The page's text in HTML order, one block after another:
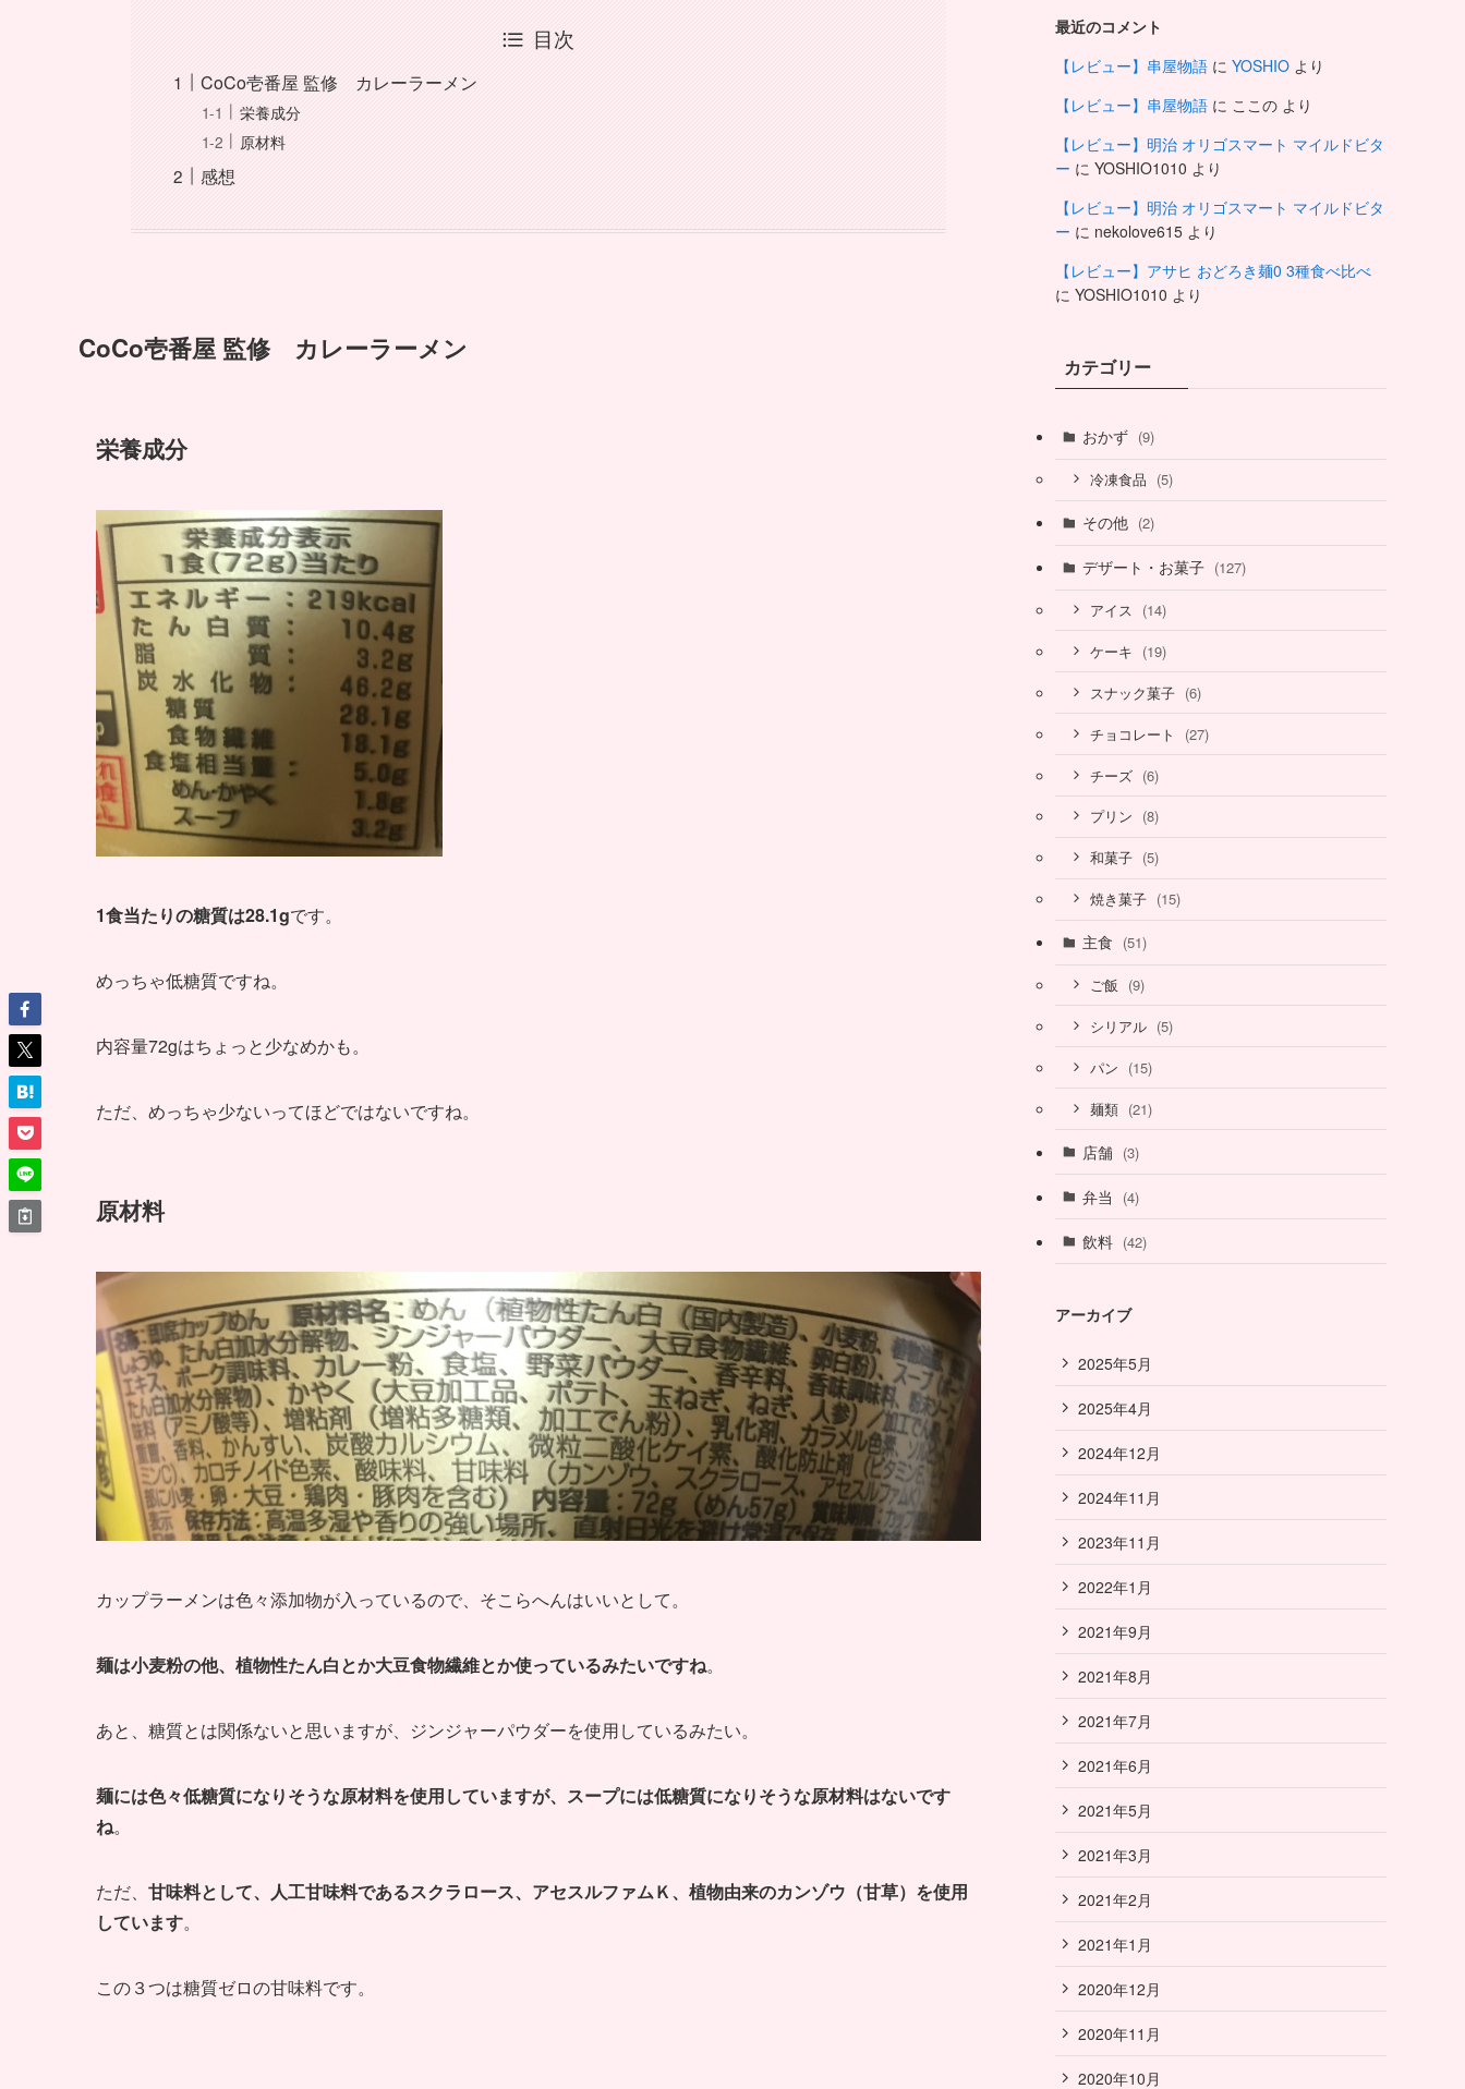
目次
CoCo壱番屋 監修 カレーラーメン
栄養成分
原材料
感想
CoCo壱番屋 監修 カレーラーメン
栄養成分
1食当たりの糖質は28.1gです。
めっちゃ低糖質ですね。
内容量72gはちょっと少なめかも。
ただ、めっちゃ少ないってほどではないですね。
原材料
カップラーメンは色々添加物が入っているので、そこらへんはいいとして。
麺は小麦粉の他、植物性たん白とか大豆食物繊維とか使っているみたいですね。
あと、糖質とは関係ないと思いますが、ジンジャーパウダーを使用しているみたい。
麺には色々低糖質になりそうな原材料を使用していますが、スープには低糖質になりそうな原材料はないです
ね。
ただ、 甘味料として、人工甘味料であるスクラロース、アセスルファムＫ、植物由来のカンゾウ（甘草）を使用
しています。
この３つは糖質ゼロの甘味料です。
最近のコメント
【レビュー】串屋物語 に YOSHIO より
【レビュー】串屋物語 に ここの より
【レビュー】明治 オリゴスマート マイルドビタ
ー に YOSHIO1010 より
【レビュー】明治 オリゴスマート マイルドビタ
ー に nekolove615 より
【レビュー】アサヒ おどろき麺0 3種食べ比べ
に YOSHIO1010 より
カテゴリー
おかず (9)
冷凍食品 (5)
その他 (2)
デザート・お菓子 (127)
アイス (14)
ケーキ (19)
スナック菓子 (6)
チョコレート (27)
チーズ (6)
プリン (8)
和菓子 (5)
焼き菓子 (15)
主食 (51)
ご飯 (9)
シリアル (5)
パン (15)
麺類 (21)
店舗 (3)
弁当 (4)
飲料 (42)
アーカイブ
2025年5月
2025年4月
2024年12月
2024年11月
2023年11月
2022年1月
2021年9月
2021年8月
2021年7月
2021年6月
2021年5月
2021年3月
2021年2月
2021年1月
2020年12月
2020年11月
2020年10月